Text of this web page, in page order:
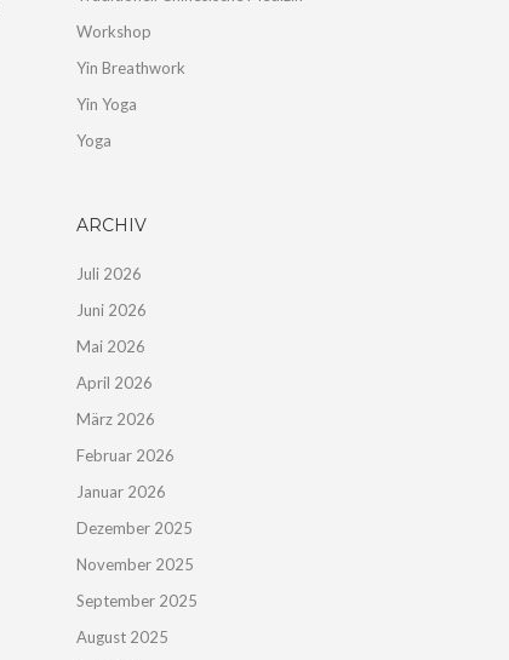
Workshop
Yin Breathwork
Yin Yoga
Yoga
ARCHIV
Juli 2026
Juni 2026
Mai 2026
April 2026
März 2026
Februar 2026
Januar 2026
Dezember 2025
November 2025
September 2025
August 2025